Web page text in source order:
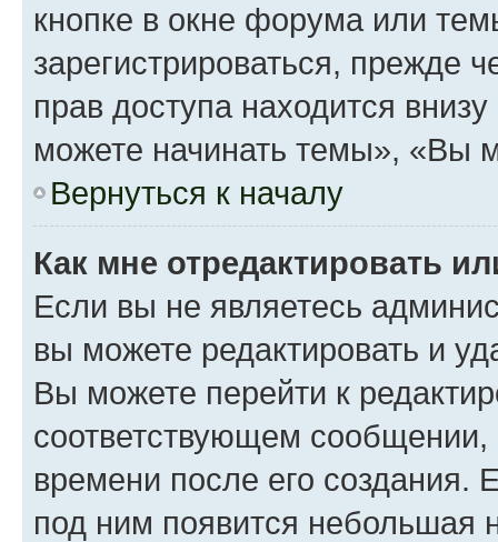
кнопке в окне форума или
зарегистрироваться, прежде
прав доступа находится
можете начинать темы», «Вы
Вернуться к началу
Как мне отредактировать
Если вы не являетесь
вы можете редактировать и
Вы можете перейти к
соответствующем сообщении,
времени после его создания.
под ним появится небольшая